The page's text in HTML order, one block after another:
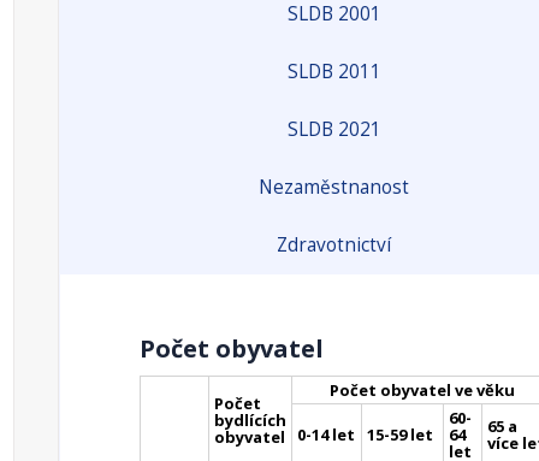
SLDB 2001
SLDB 2011
SLDB 2021
Nezaměstnanost
Zdravotnictví
Počet obyvatel
Počet
bydlících
obyvatel
Počet obyvatel ve věku
0-14 let 15-59 let
60-
64
let
65 a
více